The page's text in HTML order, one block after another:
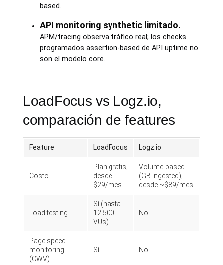
based.
API monitoring synthetic limitado.
APM/tracing observa tráfico real; los checks
programados assertion-based de API uptime no
son el modelo core.
LoadFocus vs Logz.io,
comparación de features
Feature LoadFocus Logz.io
Costo
Plan gratis;
desde
$29/mes
Volume-based
(GB ingested);
desde ~$89/mes
Load testing
Sí (hasta
12.500
VUs)
No
Page speed
monitoring
(CWV)
Sí No